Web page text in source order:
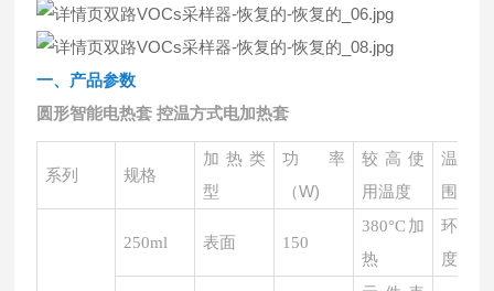
一、产品参数
圆形智能电热套 控温方式电加热套
系列 规格
加热类
型
功率
（W)
较高使
用温度
温控
围
250ml 表面 150
380°C加
热
环境
度